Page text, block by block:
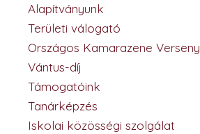
Alapítványunk
Területi válogató
Országos Kamarazene Verseny
Vántus-díj
Támogatóink
Tanárképzés
Iskolai közösségi szolgálat